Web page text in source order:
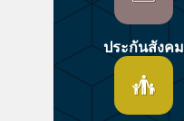
ประกันสังคม